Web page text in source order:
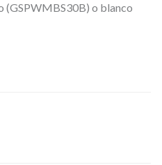
(GSPWMBS30B) o blanco